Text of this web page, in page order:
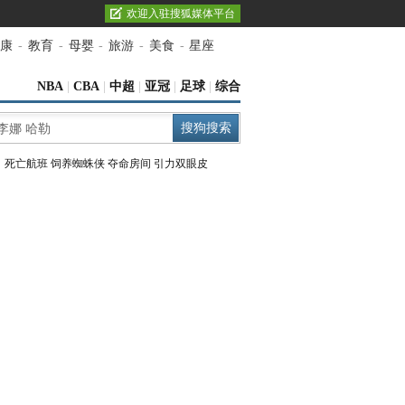
欢迎入驻搜狐媒体平台
- 教育 - 母婴 - 旅游 - 美食 - 星座
NBA CBA 中超 亚冠 足球 综合
死亡航班 饲养蜘蛛侠 夺命房间 引力双眼皮